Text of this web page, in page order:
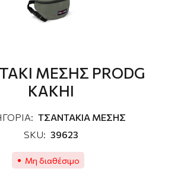
ΜΕΣΗΣ PRODG
KAKHI
ΤΣΑΝΤΑΚΙΑ ΜΕΣΗΣ
SKU: 39623
Μη διαθέσιμο